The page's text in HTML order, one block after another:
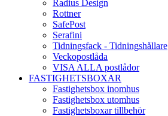
Radius Design
Rottner
SafePost
Serafini
Tidningsfack - Tidningshållare
Veckopostlåda
VISA ALLA postlådor
FASTIGHETSBOXAR
Fastighetsbox inomhus
Fastighetsbox utomhus
Fastighetsboxar tillbehör